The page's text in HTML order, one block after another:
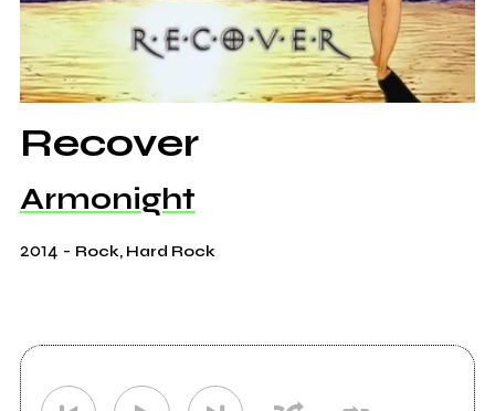
Recover
Armonight
2014 - Rock, Hard Rock